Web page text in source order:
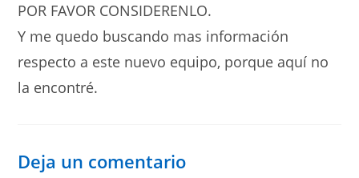
POR FAVOR CONSIDERENLO.
Y me quedo buscando mas información
respecto a este nuevo equipo, porque aquí no
la encontré.
Deja un comentario